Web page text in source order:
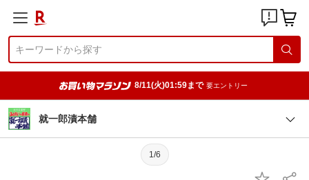
8/11(火)01:59まで 要エントリー
就一郎漬本舗
1/6